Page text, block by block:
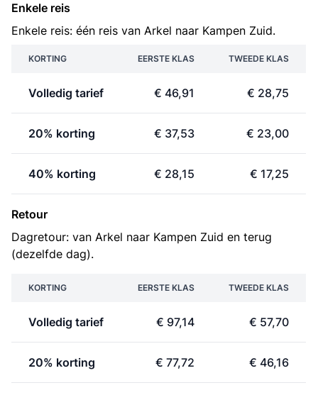
Enkele reis
Enkele reis: één reis van Arkel naar Kampen Zuid.
KORTING EERSTE KLAS TWEEDE KLAS
Volledig tarief € 46,91 € 28,75
20% korting € 37,53 € 23,00
40% korting € 28,15 € 17,25
Retour
Dagretour: van Arkel naar Kampen Zuid en terug
(dezelfde dag).
KORTING EERSTE KLAS TWEEDE KLAS
Volledig tarief € 97,14 € 57,70
20% korting € 77,72 € 46,16